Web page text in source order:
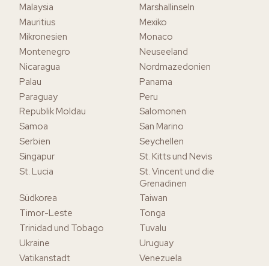
Malaysia
Marshallinseln
Mauritius
Mexiko
Mikronesien
Monaco
Montenegro
Neuseeland
Nicaragua
Nordmazedonien
Palau
Panama
Paraguay
Peru
Republik Moldau
Salomonen
Samoa
San Marino
Serbien
Seychellen
Singapur
St. Kitts und Nevis
St. Lucia
St. Vincent und die
Grenadinen
Südkorea
Taiwan
Timor-Leste
Tonga
Trinidad und Tobago
Tuvalu
Ukraine
Uruguay
Vatikanstadt
Venezuela